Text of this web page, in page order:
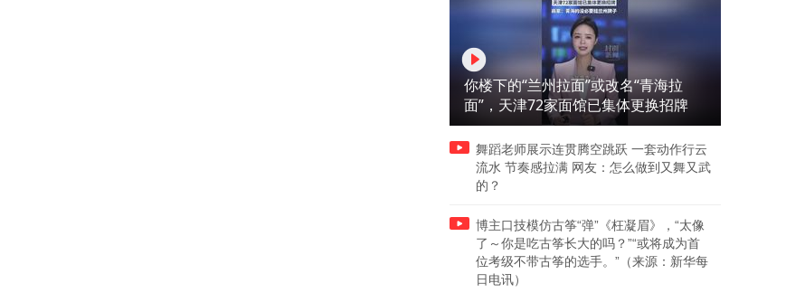
你楼下的“兰州拉面”或改名“青海拉
面”，天津72家面馆已集体更换招牌
舞蹈老师展示连贯腾空跳跃 一套动作行云
流水 节奏感拉满 网友：怎么做到又舞又武
的？
博主口技模仿古筝“弹”《枉凝眉》，“太像
了～你是吃古筝长大的吗？”“或将成为首
位考级不带古筝的选手。”（来源：新华每
日电讯）